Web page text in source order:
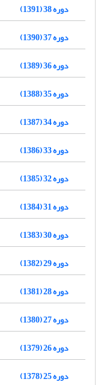
دوره 38 (1391)
دوره 37 (1390)
دوره 36 (1389)
دوره 35 (1388)
دوره 34 (1387)
دوره 33 (1386)
دوره 32 (1385)
دوره 31 (1384)
دوره 30 (1383)
دوره 29 (1382)
دوره 28 (1381)
دوره 27 (1380)
دوره 26 (1379)
دوره 25 (1378)